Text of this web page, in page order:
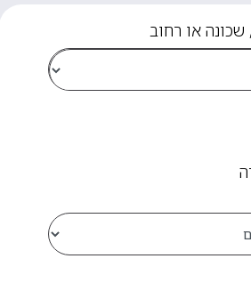
שכונה או רחוב